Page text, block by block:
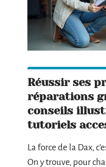
Réussir ses
réparations
conseils
tutoriels
La force de la Dax,
On y trouve, pour